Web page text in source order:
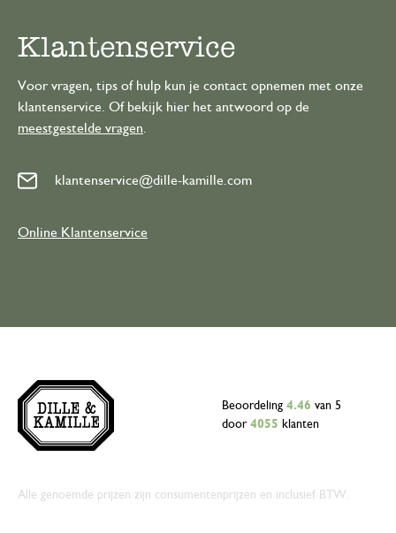
Klantenservice
Voor vragen, tips of hulp kun je contact opnemen met onze
klantenservice. Of bekijk hier het antwoord op de
meestgestelde vragen
klantenservice@dille-kamille.com
Online Klantenservice
Beoordeling 4.46 van 5
door 4055 klanten
Alle genoemde prijzen zijn consumentenprijzen en inclusief BTW.